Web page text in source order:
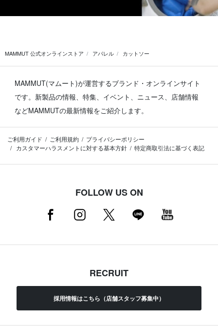
MAMMUT 公式オンラインストア アパレル カットソー
MAMMUT(マムート)が運営するブランド・オンラインサイト
です。 新製品の情報、特集、イベント、ニュース、店舗情報
などMAMMUTの最新情報をご紹介します。
ご利用ガイド ご利用規約
プライバシーポリシー
カスタマーハラスメントに対する基本方針
特定商取引法に基づく表記
FOLLOW US ON
RECRUIT
採用情報はこちら（店舗スタッフ募集中）